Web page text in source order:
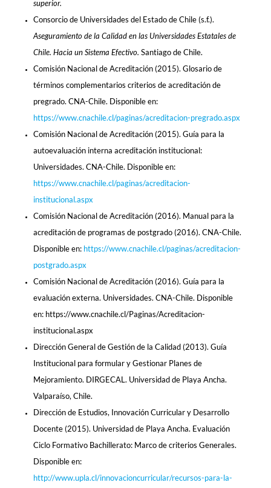
superior.
Consorcio de Universidades del Estado de Chile (s.f.).
Aseguramiento de la Calidad en las Universidades Estatales de
Chile. Hacia un Sistema Efectivo. Santiago de Chile.
Comisión Nacional de Acreditación (2015). Glosario de
términos complementarios criterios de acreditación de
pregrado. CNA-Chile. Disponible en:
https://www.cnachile.cl/paginas/acreditacion-pregrado.aspx
Comisión Nacional de Acreditación (2015). Guía para la
autoevaluación interna acreditación institucional:
Universidades. CNA-Chile. Disponible en:
https://www.cnachile.cl/paginas/acreditacion-
institucional.aspx
Comisión Nacional de Acreditación (2016). Manual para la
acreditación de programas de postgrado (2016). CNA-Chile.
Disponible en: https://www.cnachile.cl/paginas/acreditacion-
postgrado.aspx
Comisión Nacional de Acreditación (2016). Guía para la
evaluación externa. Universidades. CNA-Chile. Disponible
en: https://www.cnachile.cl/Paginas/Acreditacion-
institucional.aspx
Dirección General de Gestión de la Calidad (2013). Guía
Institucional para formular y Gestionar Planes de
Mejoramiento. DIRGECAL. Universidad de Playa Ancha.
Valparaíso, Chile.
Dirección de Estudios, Innovación Curricular y Desarrollo
Docente (2015). Universidad de Playa Ancha. Evaluación
Ciclo Formativo Bachillerato: Marco de criterios Generales.
Disponible en:
http://www.upla.cl/innovacioncurricular/recursos-para-la-